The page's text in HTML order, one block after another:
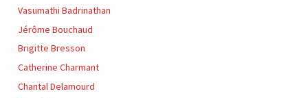
Vasumathi Badrinathan
Jérôme Bouchaud
Brigitte Bresson
Catherine Charmant
Chantal Delamourd